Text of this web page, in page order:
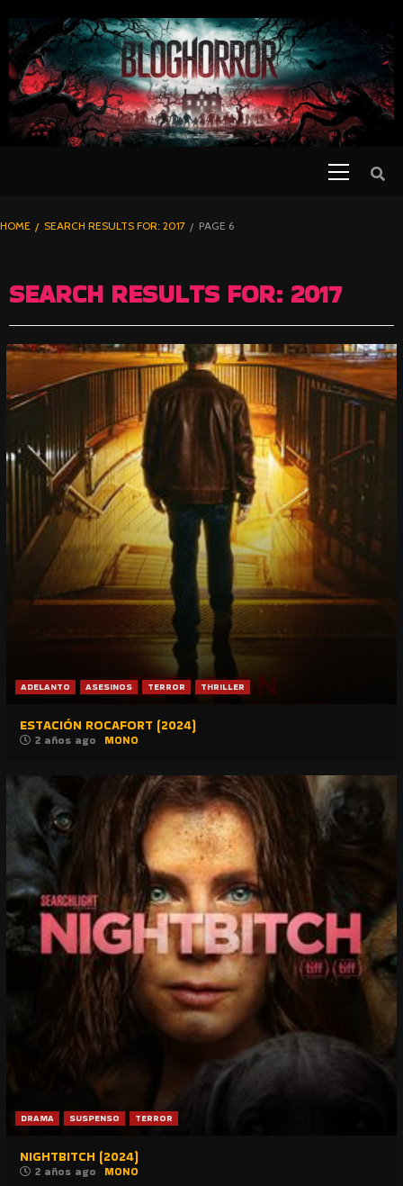
TO
CONTENT
BLOGHORROR
HOME SEARCH RESULTS FOR: 2017 PAGE 6
SEARCH RESULTS FOR: 2017
ADELANTO ASESINOS TERROR THRILLER
ESTACIÓN ROCAFORT (2024)
2 años ago MONO
DRAMA SUSPENSO TERROR
NIGHTBITCH (2024)
2 años ago MONO